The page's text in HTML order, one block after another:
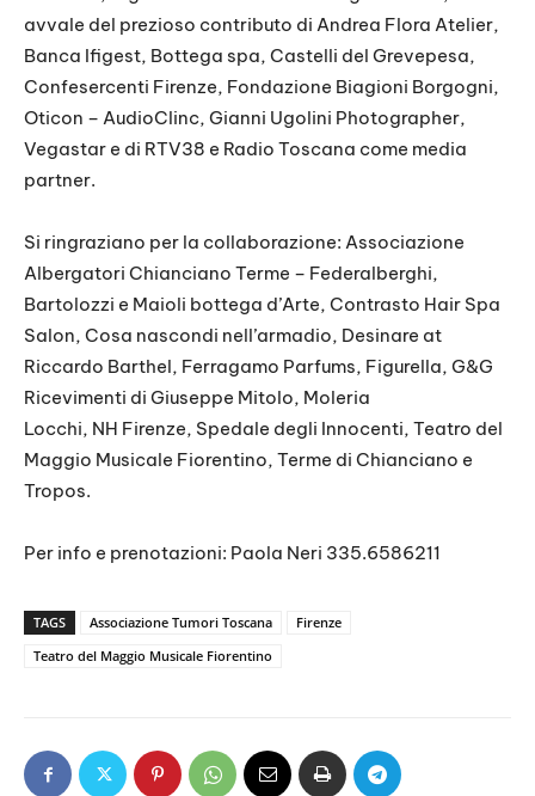
avvale del prezioso contributo di Andrea Flora Atelier,
Banca Ifigest, Bottega spa, Castelli del Grevepesa,
Confesercenti Firenze, Fondazione Biagioni Borgogni,
Oticon – AudioClinc, Gianni Ugolini Photographer,
Vegastar e di RTV38 e Radio Toscana come media
partner.
Si ringraziano per la collaborazione: Associazione
Albergatori Chianciano Terme – Federalberghi,
Bartolozzi e Maioli bottega d’Arte, Contrasto Hair Spa
Salon, Cosa nascondi nell’armadio, Desinare at
Riccardo Barthel, Ferragamo Parfums, Figurella, G&G
Ricevimenti di Giuseppe Mitolo, Moleria
Locchi, NH Firenze, Spedale degli Innocenti, Teatro del
Maggio Musicale Fiorentino, Terme di Chianciano e
Tropos.
Per info e prenotazioni: Paola Neri 335.6586211
TAGS Associazione Tumori Toscana
Firenze
Teatro del Maggio Musicale Fiorentino